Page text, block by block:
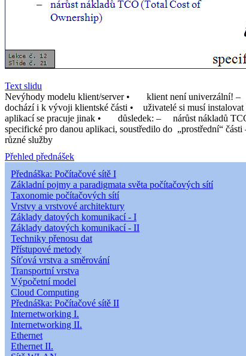
Text slidu
Nevýhody modelu klient/server • klient není univerzální! –
dochází i k vývoji klientské části • uživatelé si musí
aplikací se pracuje jinak • důsledek: – nárůst nákladů
specifické pro danou aplikaci, soustředilo do „prostřední“
různé služby
Přehled přednášek
Přednáška: Počítačové sítě I
Základní pojmy a paradigmata světa počítačových sítí
Taxonomie počítačových sítí
Vrstvy a vrstvové architektury
Základy datových komunikací - I
Základy datových komunikací - II
Techniky přenosu dat
Přístupové metody
Síťová vrstva a směrování
Transportní vrstva
Výpočetní model
Cloud Computing
Přednáška: Počítačové sítě II
Internetworking I.
Internetworking II.
Ethernet
Ethernet II.